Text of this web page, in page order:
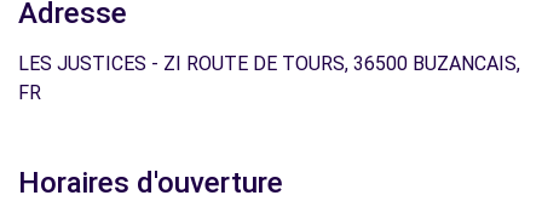
Adresse
LES JUSTICES - ZI ROUTE DE TOURS, 36500 BUZANCAIS,
FR
Horaires d'ouverture